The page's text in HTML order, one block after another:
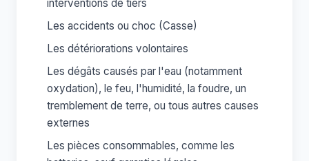
interventions de tiers
Les accidents ou choc (Casse)
Les détériorations volontaires
Les dégâts causés par l'eau (notamment
oxydation), le feu, l'humidité, la foudre, un
tremblement de terre, ou tous autres causes
externes
Les pièces consommables, comme les